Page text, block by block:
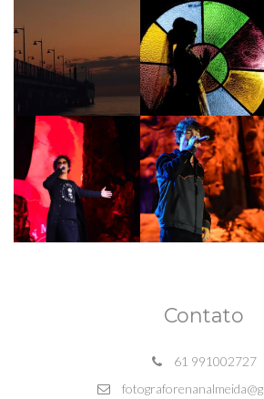
Contato
61 991002727